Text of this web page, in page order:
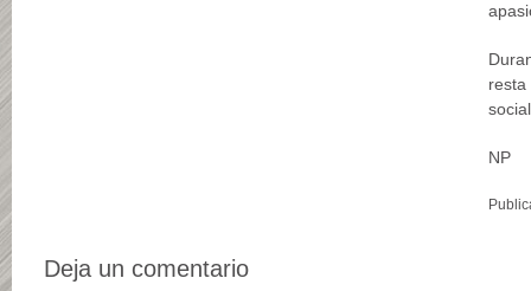
resta
NP
Deja un comentario